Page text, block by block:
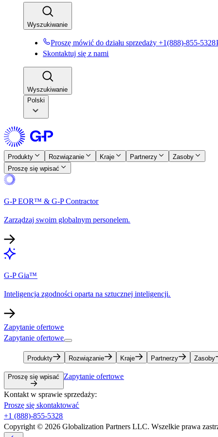
Wyszukiwanie​​
Proszę mówić do działu sprzedaży +1(888)-855-5328​​
Skontaktuj się z nami​​
Wyszukiwanie​​
Polski
Produkty​​ Rozwiązanie​​ Kraje​​ Partnerzy​​
Zasoby​​
Proszę się wpisać​​
G-P EOR™ & G-P Contractor​​
Zarządzaj swoim globalnym personelem.​​
G-P Gia™​​
Inteligencja zgodności oparta na sztucznej inteligencji.​​
Zapytanie ofertowe​​
Zapytanie ofertowe​​
Produkty​​ Rozwiązanie​​ Kraje​​ Partnerzy​​ Zasoby​​
Proszę się wpisać​​ Zapytanie ofertowe​​
Kontakt w sprawie sprzedaży:​​
Proszę się skontaktować​​
+1 (888)-855-5328​​
Copyright © 2026 Globalization Partners LLC. Wszelkie prawa